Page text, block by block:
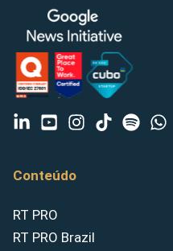
Conteúdo
RT PRO
RT PRO Brazil